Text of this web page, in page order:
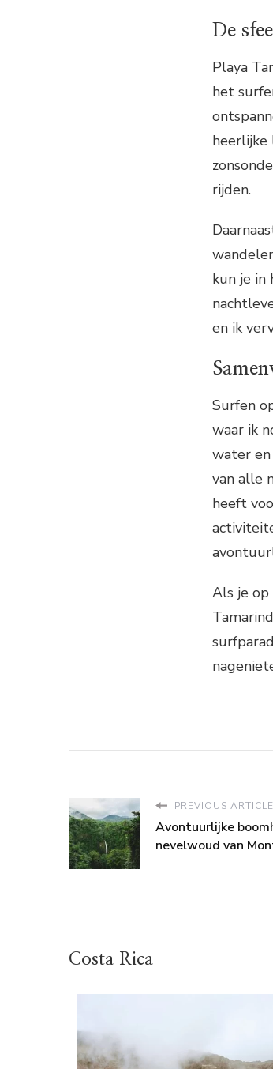
De
Playa
het
heerlijke
rijden.
kun je in
en ik
Surfen
waar ik
water
van alle
heeft
Als je op
PREVIOUS ARTICLE
Avontuurlijke
nevelwoud van
Costa Rica